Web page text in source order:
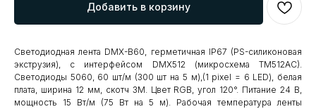
Добавить в корзину
Светодиодная лента DMX-B60, герметичная IP67 (PS-силиконовая
экструзия), с интерфейсом DMX512 (микросхема TM512AC).
Светодиоды 5060, 60 шт/м (300 шт на 5 м),(1 pixel = 6 LED), белая
плата, ширина 12 мм, скотч 3M. Цвет RGB, угол 120°. Питание 24 В,
мощность 15 Вт/м (75 Вт на 5 м). Рабочая температура ленты